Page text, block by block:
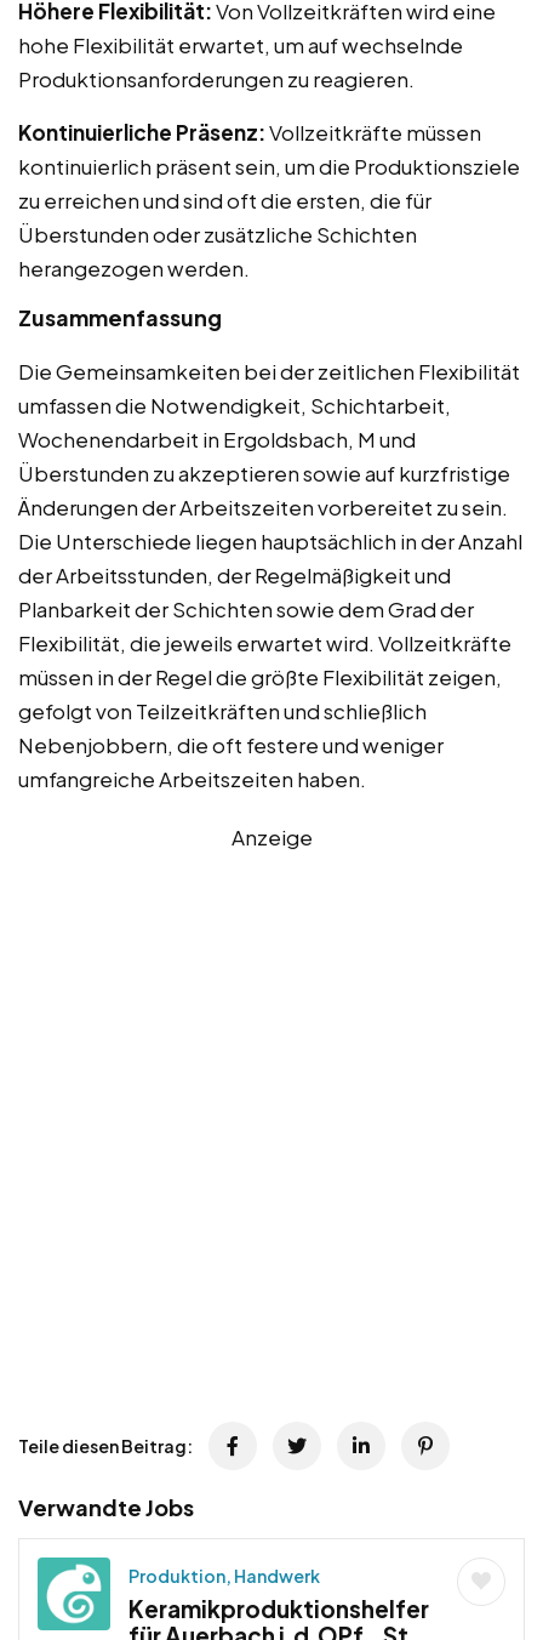
Höhere Flexibilität:Von Vollzeitkräften wird eine
hohe Flexibilität erwartet, um auf wechselnde
Produktionsanforderungen zu reagieren.
Kontinuierliche Präsenz:Vollzeitkräfte müssen
kontinuierlich präsent sein, um die Produktionsziele
zu erreichen und sind oft die ersten, die für
Überstunden oder zusätzliche Schichten
herangezogen werden.
Zusammenfassung
Die Gemeinsamkeiten bei der zeitlichen Flexibilität
umfassen die Notwendigkeit, Schichtarbeit,
Wochenendarbeit in Ergoldsbach, M und
Überstunden zu akzeptieren sowie auf kurzfristige
Änderungen der Arbeitszeiten vorbereitet zu sein.
Die Unterschiede liegen hauptsächlich in der Anzahl
der Arbeitsstunden, der Regelmäßigkeit und
Planbarkeit der Schichten sowie dem Grad der
Flexibilität, die jeweils erwartet wird. Vollzeitkräfte
müssen in der Regel die größte Flexibilität zeigen,
gefolgt von Teilzeitkräften und schließlich
Nebenjobbern, die oft festere und weniger
umfangreiche Arbeitszeiten haben.
Anzeige
Teile diesen Beitrag:
Verwandte Jobs
Produktion, Handwerk
Keramikproduktionshelfer